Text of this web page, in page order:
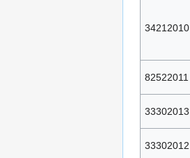
34212010
82522011
33302013
33302012